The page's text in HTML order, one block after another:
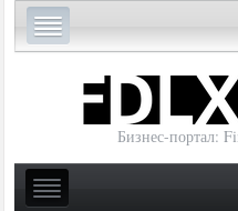
Бизнес-портал: